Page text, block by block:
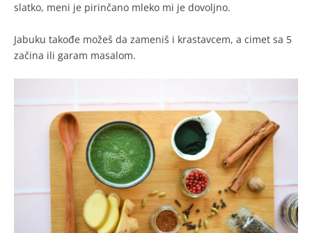
slatko, meni je pirinčano mleko mi je dovoljno.
Jabuku takođe možeš da zameniš i krastavcem, a cimet sa 5
začina ili garam masalom.